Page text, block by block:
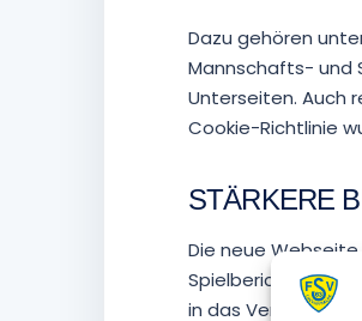
Dazu gehören
Mannschafts- und
Unterseiten. Auch
Cookie-Richtlinie
STÄRKERE
Die neue
Spielberichte,
in das